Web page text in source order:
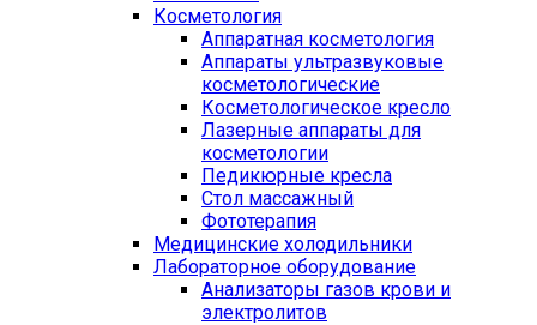
Косметология
Аппаратная косметология
Аппараты ультразвуковые
косметологические
Косметологическое кресло
Лазерные аппараты для
косметологии
Педикюрные кресла
Стол массажный
Фототерапия
Медицинские холодильники
Лабораторное оборудование
Анализаторы газов крови и
электролитов